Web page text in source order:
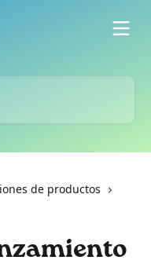
de productos